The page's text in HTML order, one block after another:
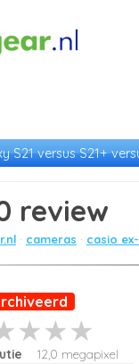
S21 versus S21+
review
cameras casio
12,0 megapixel